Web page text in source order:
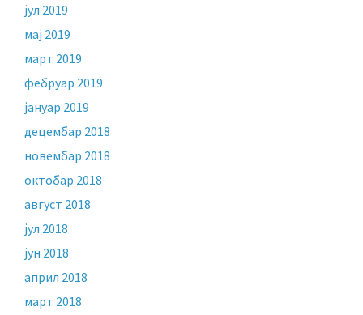
јул 2019
мај 2019
март 2019
фебруар 2019
јануар 2019
децембар 2018
новембар 2018
октобар 2018
август 2018
јул 2018
јун 2018
април 2018
март 2018